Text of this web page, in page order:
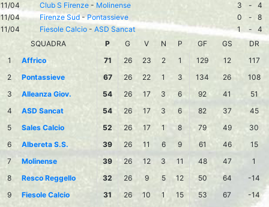
11/04
Club S Firenze - Molinense 3 -
4
11/04
Firenze Sud-Pontassieve 0 -
8
11/04
Fiesole Calcio - ASD Sancat 1 -
4
SQUADRA
P G V N P GF GS
DR
1
Affrico 71 26 23 2 1 129 12
117
2
Pontassieve 67 26 22 1 3 134 26
108
3
Alleanza Giov. 54 26 17 3 6 92 41
51
4
ASD Sancat 54 26 17 3 6 82 37
45
5
Sales Calcio 52 26 17 1 8 79 49
30
6
Albereta S.S. 39 26 11 6 9 61 46
15
7
Molinense 39 26 12 3 11 48 47
1
8
Resco Reggello 32 26 9 5 12 50 64
-14
9
Fiesole Calcio 31 26 10 1 15 53 67
-14